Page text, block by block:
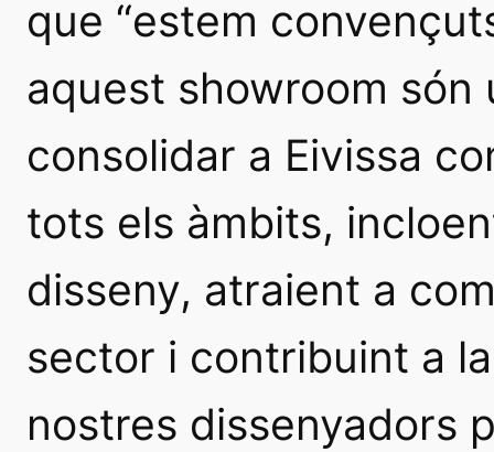
que “estem
aquest showroom són
consolidar a Eivissa
tots els àmbits,
disseny, atraient a
sector i contribuint a
nostres dissenyadors